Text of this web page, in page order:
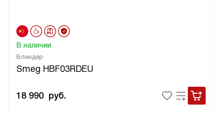
Блендер
Smeg HBF03RDEU
В наличии
18 990 руб.